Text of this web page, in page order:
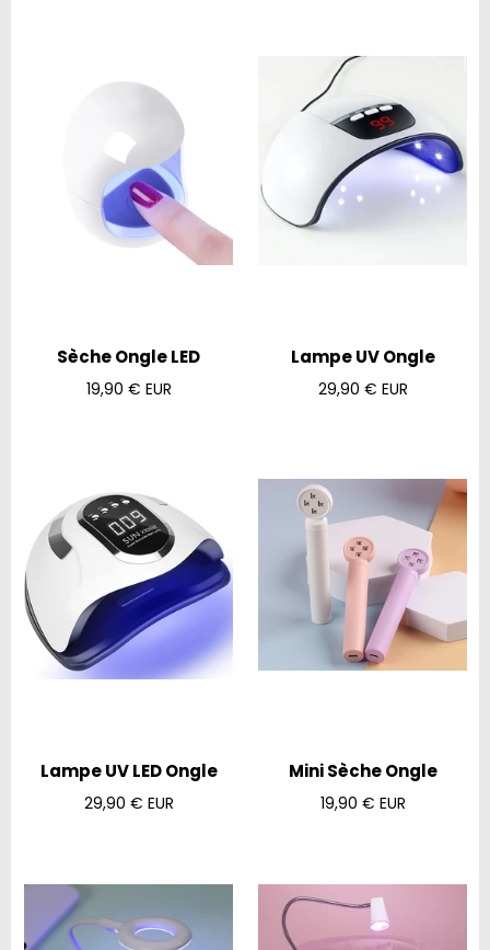
Sèche Ongle LED
Prix
19,90 € EUR
Lampe UV Ongle
Prix
29,90 € EUR
Lampe UV LED Ongle
Prix
29,90 € EUR
Mini Sèche Ongle
Prix
19,90 € EUR